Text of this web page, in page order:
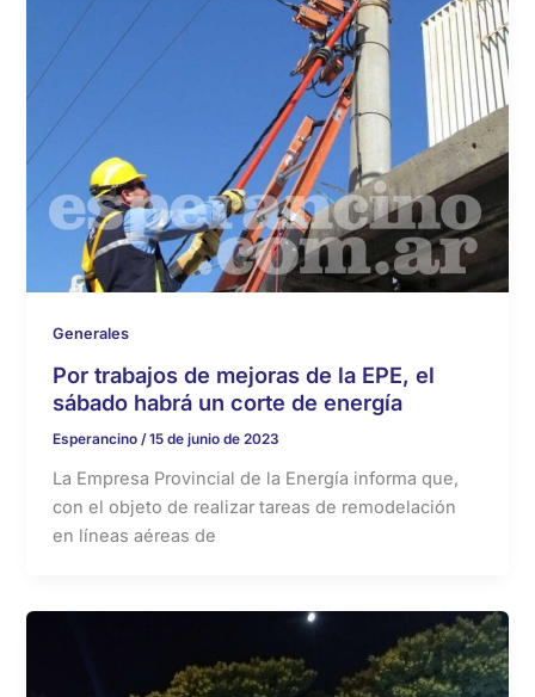
Generales
Por trabajos de mejoras de la EPE, el
sábado habrá un corte de energía
Esperancino /15 de junio de 2023
La Empresa Provincial de la Energía informa que,
con el objeto de realizar tareas de remodelación
en líneas aéreas de